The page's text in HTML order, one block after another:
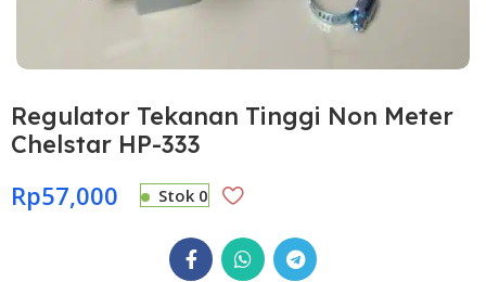
Regulator Tekanan Tinggi Non Meter
Chelstar HP-333
Rp57,000 Stok 0